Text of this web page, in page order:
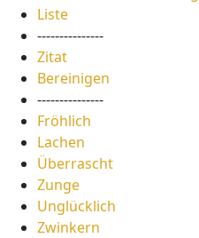
Liste
---------------
Zitat
Bereinigen
---------------
Fröhlich
Lachen
Überrascht
Zunge
Unglücklich
Zwinkern